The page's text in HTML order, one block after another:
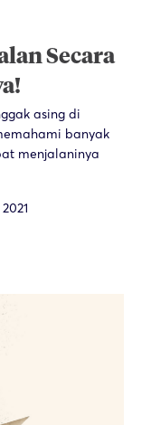
Secara
asing di
banyak
menjalaninya